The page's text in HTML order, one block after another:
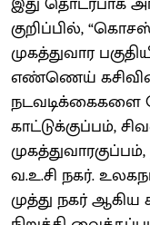
குறிப்பில்,
முகத்துவார
எண்ணெய்
நடவடிக்கைகளை
காட்டுக்குப்பம்,
வ.உ.சி நகர்.
முத்து நகர்